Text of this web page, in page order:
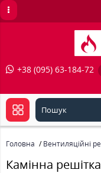
+38 (095) 63-184-72
Головна Вентиляційні
Камінна